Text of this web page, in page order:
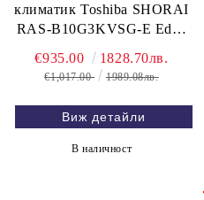
климатик Toshiba SHORAI
RAS-B10G3KVSG-E Edge
WiFi, 10 000 BTU
€935.00 1828.70лв.
€1,017.00 1989.08лв.
Виж детайли
В наличност